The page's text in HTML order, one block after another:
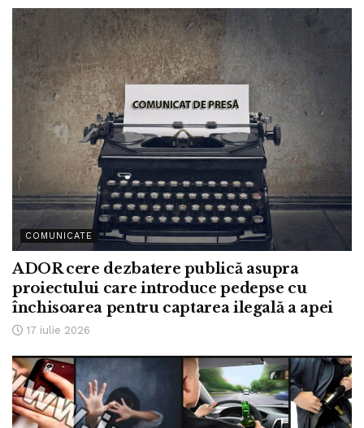
COMUNICATE
ADOR cere dezbatere publică asupra
proiectului care introduce pedepse cu
închisoarea pentru captarea ilegală a apei
17 iulie 2026